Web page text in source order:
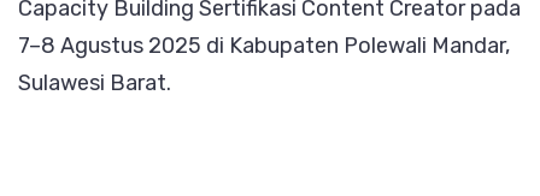
Creator
untuk
Capacity Building Sertifikasi Content Creator pada
7–8 Agustus 2025 di Kabupaten Polewali Mandar,
Sulawesi Barat.